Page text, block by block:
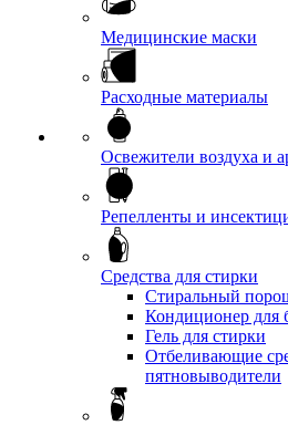
Медицинские маски
Расходные материалы
Освежители воздуха и
Репелленты и
Средства для стирки
Стиральный
Кондиционер для
Гель для стирки
Отбеливающие
пятновыводители